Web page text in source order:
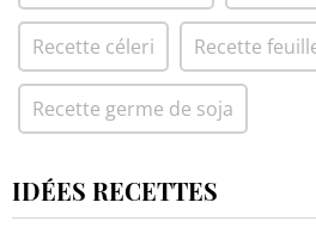
Recette céleri Recette
Recette germe de soja
IDÉES RECETTES